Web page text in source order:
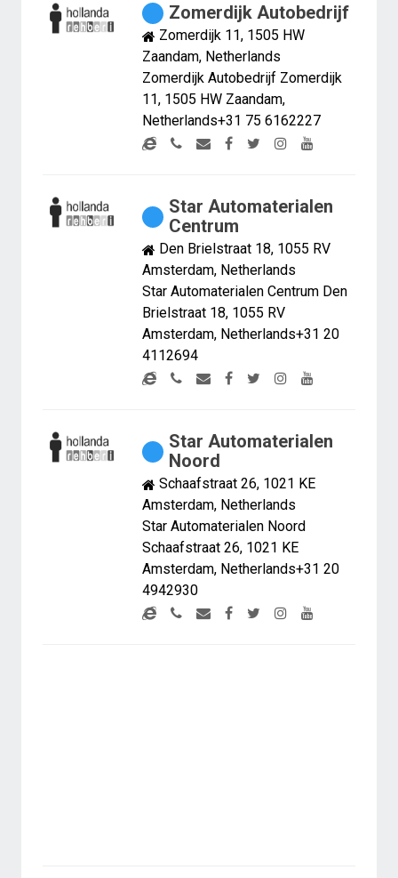
Zomerdijk Autobedrijf
Zomerdijk 11, 1505 HW
Zaandam, Netherlands
Zomerdijk Autobedrijf Zomerdijk
11, 1505 HW Zaandam,
Netherlands+31 75 6162227
Star Automaterialen
Centrum
Den Brielstraat 18, 1055 RV
Amsterdam, Netherlands
Star Automaterialen Centrum Den
Brielstraat 18, 1055 RV
Amsterdam, Netherlands+31 20
4112694
Star Automaterialen
Noord
Schaafstraat 26, 1021 KE
Amsterdam, Netherlands
Star Automaterialen Noord
Schaafstraat 26, 1021 KE
Amsterdam, Netherlands+31 20
4942930